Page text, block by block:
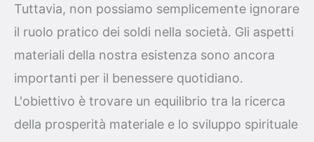
Tuttavia, non possiamo semplicemente ignorare
il ruolo pratico dei soldi nella società. Gli aspetti
materiali della nostra esistenza sono ancora
importanti per il benessere quotidiano.
L'obiettivo è trovare un equilibrio tra la ricerca
della prosperità materiale e lo sviluppo spirituale